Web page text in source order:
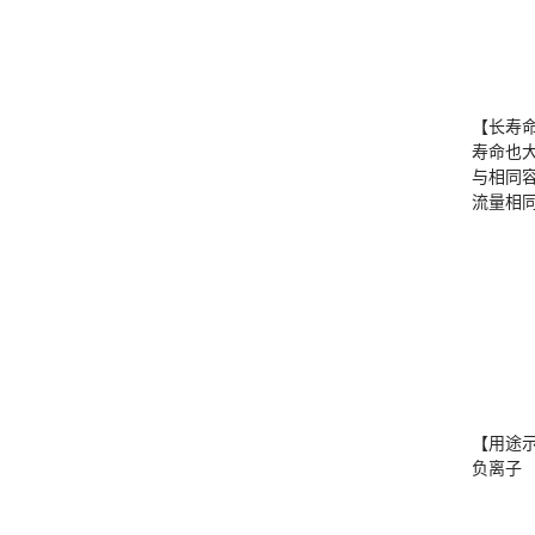
【长寿
寿命也
与相同
流量相
【用途
负离子